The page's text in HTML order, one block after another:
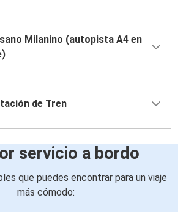
Milanino (autopista A4 en
de Tren
servicio a bordo
que puedes encontrar para un viaje
más cómodo: